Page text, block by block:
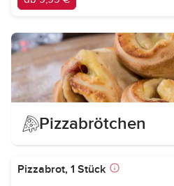
Pizzabrötchen
Pizzabrot, 1 Stück